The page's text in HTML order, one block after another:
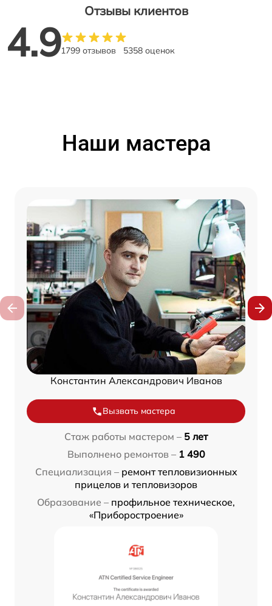
Отзывы клиентов
4.91799 отзывов 5358 оценок
Наши мастера
Константин Александрович Иванов
Вызвать мастера
Стаж работы мастером – 5 лет
Выполнено ремонтов – 1 490
Специализация – ремонт тепловизионных
прицелов и тепловизоров
Образование – профильное техническое,
«Приборостроение»